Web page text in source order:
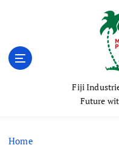
Fiji
Future
Home